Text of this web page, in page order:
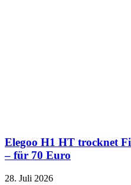
Elegoo H1 HT trocknet
– für 70 Euro
28. Juli 2026